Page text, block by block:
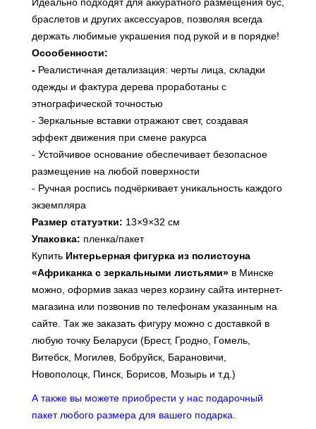
Идеально подходят для аккуратного размещения бус,
браслетов и других аксессуаров, позволяя всегда
держать любимые украшения под рукой и в порядке!
Осообенности:
- Реалистичная детализация: черты лица, складки
одежды и фактура дерева проработаны с
этнографической точностью
- Зеркальные вставки отражают свет, создавая
эффект движения при смене ракурса
- Устойчивое основание обеспечивает безопасное
размещение на любой поверхности
- Ручная роспись подчёркивает уникальность каждого
экземпляра
Размер статуэтки: 13×9×32 см
Упаковка: пленка/пакет
Купить Интерьерная фигурка из полистоуна
«Африканка с зеркальными листьями» в Минске
можно, оформив заказ через корзину сайта интернет-
магазина или позвонив по телефонам указанным на
сайте. Так же заказать фигуру можно с доставкой в
любую точку Беларуси (Брест, Гродно, Гомель,
Витебск, Могилев, Бобруйск, Барановичи,
Новополоцк, Пинск, Борисов, Мозырь и т.д.)
А также вы можете приобрести у нас подарочный
пакет любого размера для вашего подарка.